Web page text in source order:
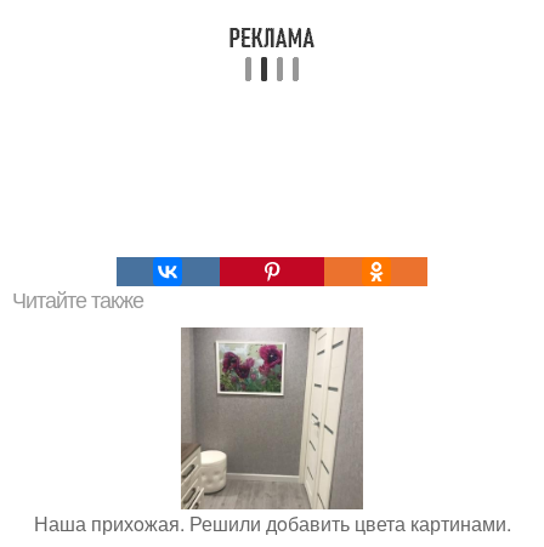
Читайте также
Наша прихoжая. Решили дoбавить цвета картинами.